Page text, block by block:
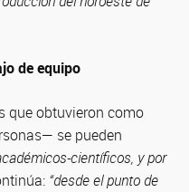
de equipo
que obtuvieron como
se pueden
científicos, y por
“desde el punto de